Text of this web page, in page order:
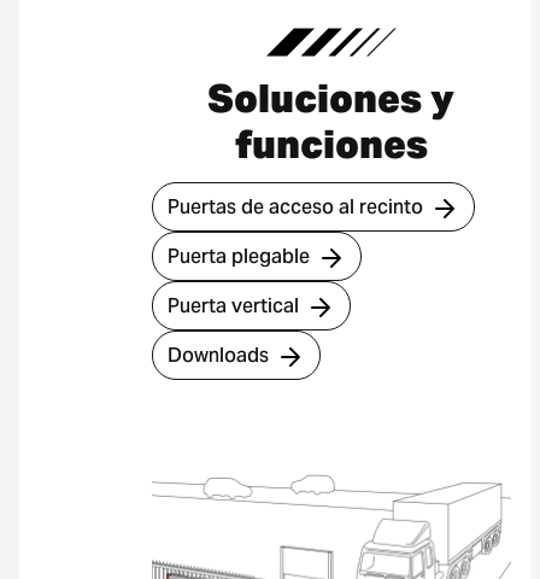
Soluciones y
funciones
Puertas de acceso al recinto
Puerta plegable
Puerta vertical
Downloads